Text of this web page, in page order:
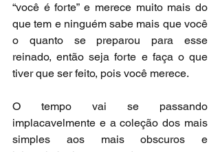
“você é forte” e merece muito mais do
que tem e ninguém sabe mais que você
o quanto se preparou para esse
reinado, então seja forte e faça o que
tiver que ser feito, pois você merece.
O tempo vai se passando
implacavelmente e a coleção dos mais
simples aos mais obscuros e